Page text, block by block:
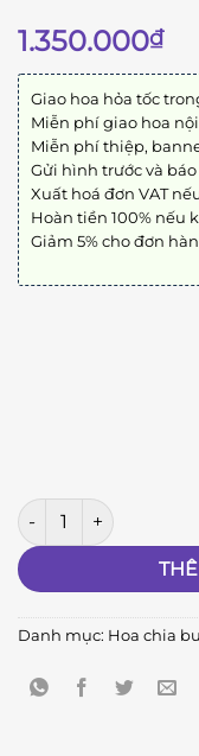
1.350.000₫
Giao hoa hỏa tốc
Miễn phí giao hoa
Miễn phí thiệp,
Gửi hình trước và
Xuất hoá đơn VAT
Hoàn tiền 100% nếu
Giảm 5% cho đơn
Biệt Ly A04 số lượng
Danh mục: Hoa chia